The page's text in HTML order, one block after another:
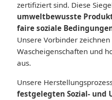
zertifiziert sind. Diese
umweltbewusste
faire soziale
Unsere Vorbinder
Wascheigenschaften und
aus.
Unsere
festgelegten Sozial- und